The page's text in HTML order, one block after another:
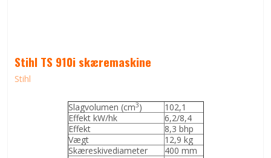
Stihl TS 910i skæremaskine
Stihl
Slagvolumen (cm3)
102,1
Effekt kW/hk
6,2/8,4
Effekt
8,3 bhp
Vægt
12,9 kg
Skæreskivediameter
400 mm